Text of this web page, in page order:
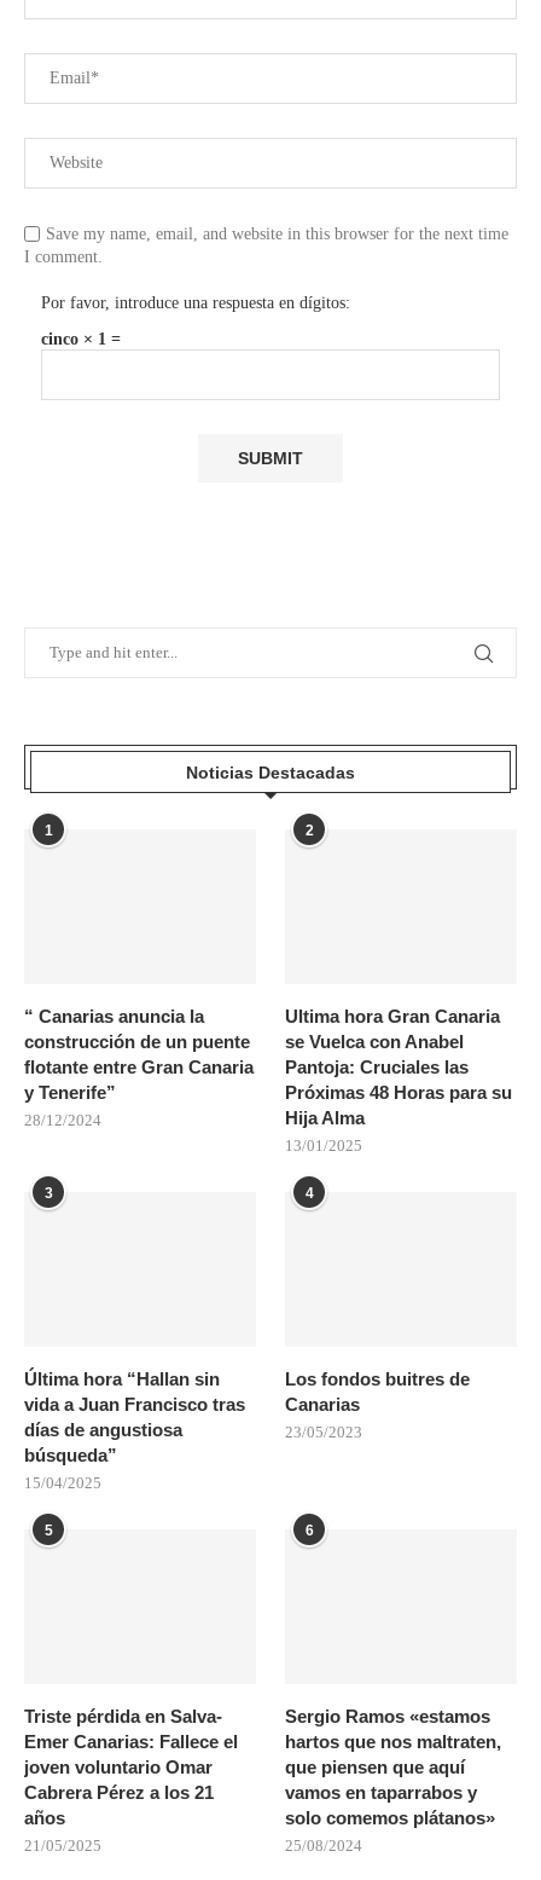
Save my name, email, and website in this browser for the next time
I comment.
Por favor, introduce una respuesta en dígitos:
cinco × 1 =
Noticias Destacadas
1
“ Canarias anuncia la
construcción de un puente
flotante entre Gran Canaria
y Tenerife”
28/12/2024
2
Ultima hora Gran Canaria
se Vuelca con Anabel
Pantoja: Cruciales las
Próximas 48 Horas para su
Hija Alma
13/01/2025
3
Última hora “Hallan sin
vida a Juan Francisco tras
días de angustiosa
búsqueda”
15/04/2025
4
Los fondos buitres de
Canarias
23/05/2023
5
Triste pérdida en Salva-
Emer Canarias: Fallece el
joven voluntario Omar
Cabrera Pérez a los 21
años
21/05/2025
6
Sergio Ramos «estamos
hartos que nos maltraten,
que piensen que aquí
vamos en taparrabos y
solo comemos plátanos»
25/08/2024